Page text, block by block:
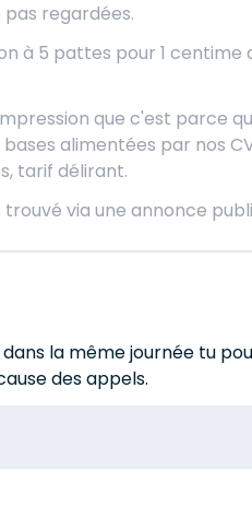
regardées.
à 5 pattes pour 1
que c'est parce
alimentées par nos
tarif délirant.
via une annonce
la même journée tu
des appels.